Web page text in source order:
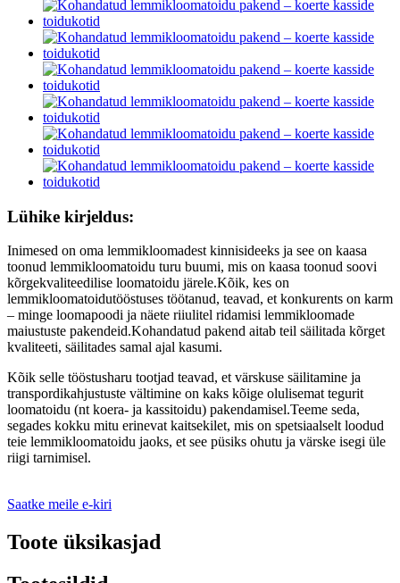
Lühike kirjeldus:
Inimesed on oma lemmikloomadest kinnisideeks ja see on kaasa
toonud lemmikloomatoidu turu buumi, mis on kaasa toonud soovi
kõrgekvaliteedilise loomatoidu järele.Kõik, kes on
lemmikloomatoidutööstuses töötanud, teavad, et konkurents on karm
– minge loomapoodi ja näete riiulitel ridamisi lemmikloomade
maiustuste pakendeid.Kohandatud pakend aitab teil säilitada kõrget
kvaliteeti, säilitades samal ajal kasumi.
Kõik selle tööstusharu tootjad teavad, et värskuse säilitamine ja
transpordikahjustuste vältimine on kaks kõige olulisemat tegurit
loomatoidu (nt koera- ja kassitoidu) pakendamisel.Teeme seda,
segades kokku mitu erinevat kaitsekilet, mis on spetsiaalselt loodud
teie lemmikloomatoidu jaoks, et see püsiks ohutu ja värske isegi üle
riigi tarnimisel.
Saatke meile e-kiri
Toote üksikasjad